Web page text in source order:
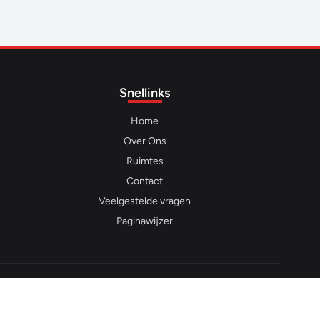
Snellinks
Home
Over Ons
Ruimtes
Contact
Veelgestelde vragen
Paginawijzer